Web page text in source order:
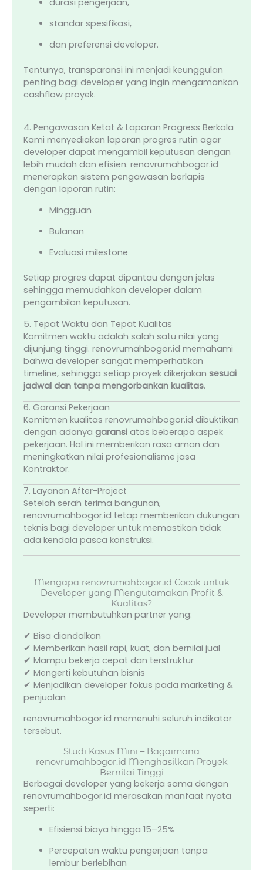
durasi pengerjaan,
standar spesifikasi,
dan preferensi developer.
Tentunya, transparansi ini menjadi keunggulan
penting bagi developer yang ingin mengamankan
cashflow proyek.
4. Pengawasan Ketat & Laporan Progress Berkala
Kami menyediakan laporan progres rutin agar
developer dapat mengambil keputusan dengan
lebih mudah dan efisien. renovrumahbogor.id
menerapkan sistem pengawasan berlapis
dengan laporan rutin:
Mingguan
Bulanan
Evaluasi milestone
Setiap progres dapat dipantau dengan jelas
sehingga memudahkan developer dalam
pengambilan keputusan.
5. Tepat Waktu dan Tepat Kualitas
Komitmen waktu adalah salah satu nilai yang
dijunjung tinggi. renovrumahbogor.id memahami
bahwa developer sangat memperhatikan
timeline, sehingga setiap proyek dikerjakan sesuai
jadwal dan tanpa mengorbankan kualitas.
6. Garansi Pekerjaan
Komitmen kualitas renovrumahbogor.id dibuktikan
dengan adanya garansi atas beberapa aspek
pekerjaan. Hal ini memberikan rasa aman dan
meningkatkan nilai profesionalisme jasa
Kontraktor.
7. Layanan After-Project
Setelah serah terima bangunan,
renovrumahbogor.id tetap memberikan dukungan
teknis bagi developer untuk memastikan tidak
ada kendala pasca konstruksi.
Mengapa renovrumahbogor.id Cocok untuk
Developer yang Mengutamakan Profit &
Kualitas?
Developer membutuhkan partner yang:
✔ Bisa diandalkan
✔ Memberikan hasil rapi, kuat, dan bernilai jual
✔ Mampu bekerja cepat dan terstruktur
✔ Mengerti kebutuhan bisnis
✔ Menjadikan developer fokus pada marketing &
penjualan
renovrumahbogor.id memenuhi seluruh indikator
tersebut.
Studi Kasus Mini – Bagaimana
renovrumahbogor.id Menghasilkan Proyek
Bernilai Tinggi
Berbagai developer yang bekerja sama dengan
renovrumahbogor.id merasakan manfaat nyata
seperti:
Efisiensi biaya hingga 15–25%
Percepatan waktu pengerjaan tanpa
lembur berlebihan